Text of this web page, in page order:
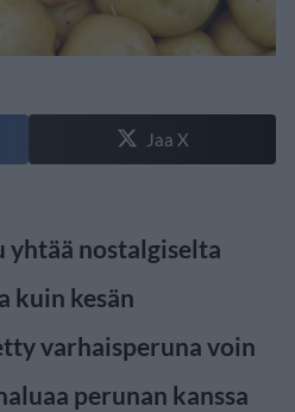
Jaa X
yhtää nostalgiselta
kuin kesän
varhaisperuna voin
perunan kanssa